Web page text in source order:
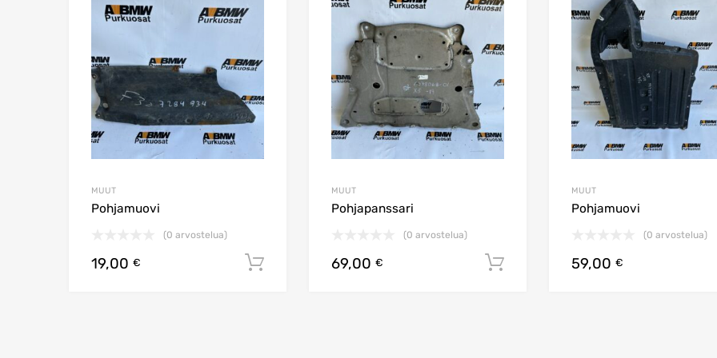
MUUT
Pohjamuovi
(0 arvostelua)
19,00 € Lisää ostoskoriin
Lisää vertailuun
MUUT
Pohjapanssari
(0 arvostelua)
69,00 € Lisää ostoskoriin
MUUT
Pohjamuovi
(0 arvostelua)
59,00 €